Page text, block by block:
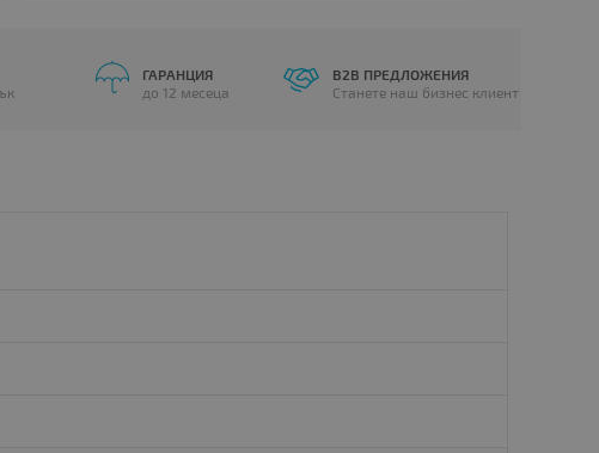
ГАРАНЦИЯ
до 12 месеца
B2B ПРЕДЛОЖЕНИЯ
Станете наш бизнес клиент